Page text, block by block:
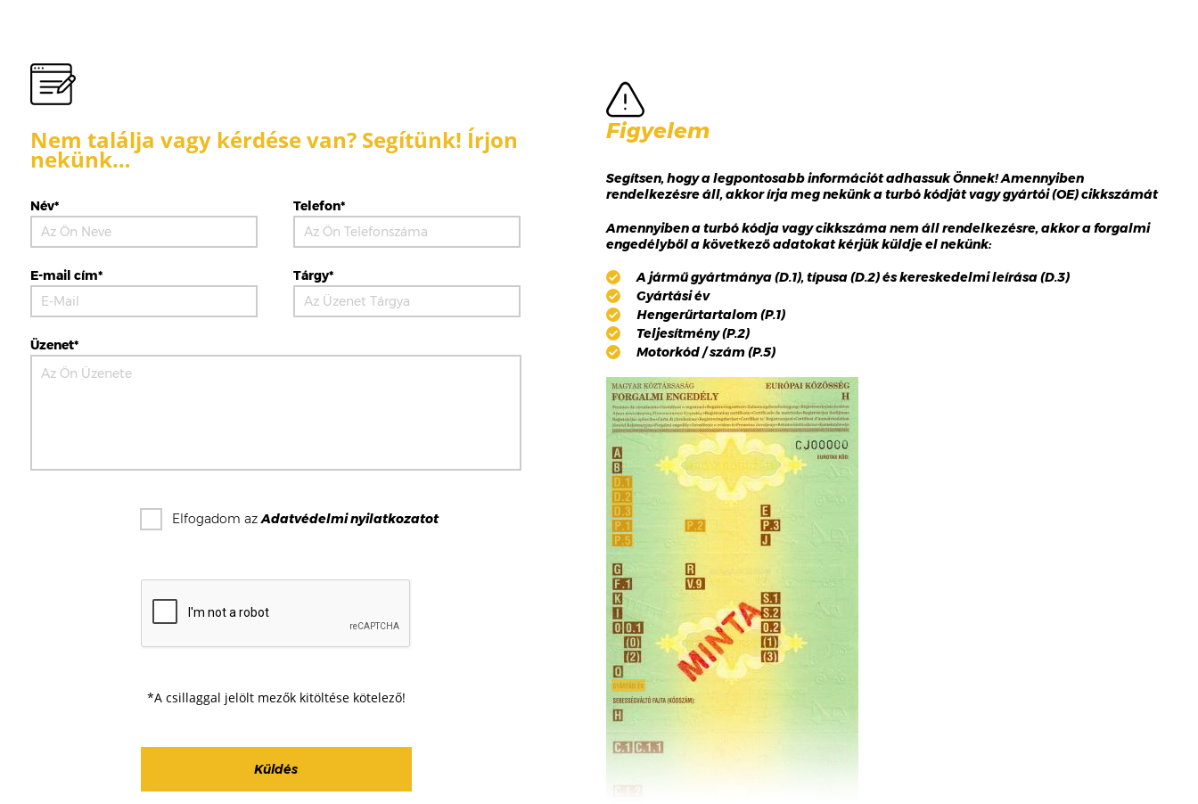
Nem találja vagy kérdése van? Segítünk! Írjon
nekünk…
Név* Telefon*
E-mail cím* Tárgy*
Üzenet*
Elfogadom azAdatvédelmi nyilatkozatot
*A csillaggal jelölt mezők kitöltése kötelező!
Figyelem
Segítsen, hogy a legpontosabb információt adhassuk Önnek! Amennyiben
rendelkezésre áll, akkor írja meg nekünk a turbó kódját vagy gyártói (OE) cikkszámát
Amennyiben a turbó kódja vagy cikkszáma nem áll rendelkezésre, akkor a forgalmi
engedélyből a következő adatokat kérjük küldje el nekünk:
A jármű gyártmánya (D.1), típusa (D.2) és kereskedelmi leírása (D.3)
Gyártási év
Hengerűrtartalom (P.1)
Teljesítmény (P.2)
Motorkód / szám (P.5)